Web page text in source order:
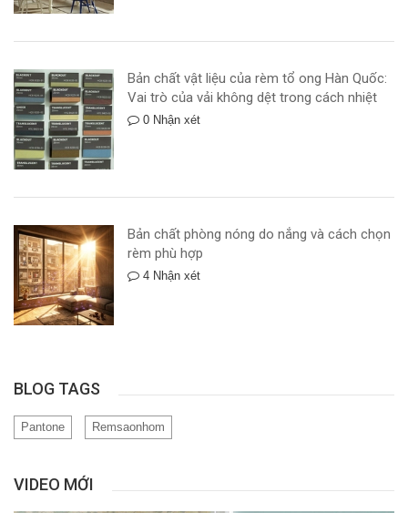
Bản chất vật liệu của rèm tổ ong Hàn Quốc:
Vai trò của vải không dệt trong cách nhiệt
0 Nhận xét
Bản chất phòng nóng do nắng và cách chọn
rèm phù hợp
4 Nhận xét
BLOG TAGS
Pantone Remsaonhom
VIDEO MỚI